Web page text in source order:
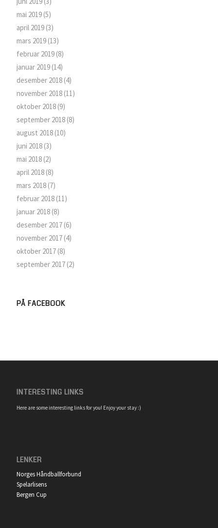
mai 2019(5)
april 2019(3)
mars 2019(13)
februar 2019(8)
januar 2019(14)
desember 2018(4)
november 2018(11)
oktober 2018(9)
september 2018(8)
august 2018(10)
juni 2018(3)
mai 2018(2)
april 2018(8)
mars 2018(7)
februar 2018(11)
januar 2018(8)
desember 2017(6)
november 2017(4)
oktober 2017(8)
september 2017(2)
PÅ FACEBOOK
INTERESTING LINKS
Here are some interesting links for you! Enjoy your stay :)
LENKER
Norges Håndballforbund
Spelarlisens
Bergen Cup